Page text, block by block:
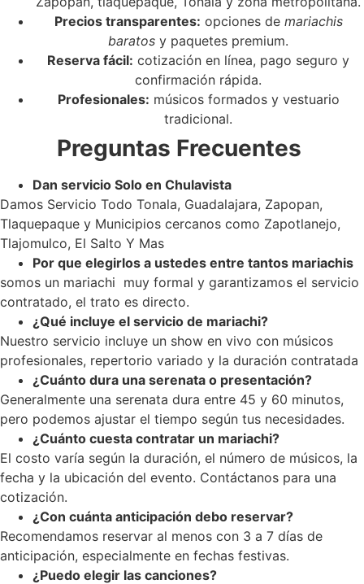
Precios transparentes: opciones de mariachis
baratos y paquetes premium.
Reserva fácil: cotización en línea, pago seguro y
confirmación rápida.
Profesionales: músicos formados y vestuario
tradicional.
Preguntas Frecuentes
Dan servicio Solo en Chulavista
Damos Servicio Todo Tonala, Guadalajara, Zapopan,
Tlaquepaque y Municipios cercanos como Zapotlanejo,
Tlajomulco, El Salto Y Mas
Por que elegirlos a ustedes entre tantos mariachis
somos un mariachi muy formal y garantizamos el servicio
contratado, el trato es directo.
¿Qué incluye el servicio de mariachi?
Nuestro servicio incluye un show en vivo con músicos
profesionales, repertorio variado y la duración contratada
¿Cuánto dura una serenata o presentación?
Generalmente una serenata dura entre 45 y 60 minutos,
pero podemos ajustar el tiempo según tus necesidades.
¿Cuánto cuesta contratar un mariachi?
El costo varía según la duración, el número de músicos, la
fecha y la ubicación del evento. Contáctanos para una
cotización.
¿Con cuánta anticipación debo reservar?
Recomendamos reservar al menos con 3 a 7 días de
anticipación, especialmente en fechas festivas.
¿Puedo elegir las canciones?